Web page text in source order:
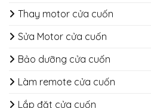
Thay motor cửa cuốn
Sửa Motor cửa cuốn
Bảo dưỡng cửa cuốn
​​​​​​​Làm remote cửa cuốn
Lắp đặt cửa cuốn